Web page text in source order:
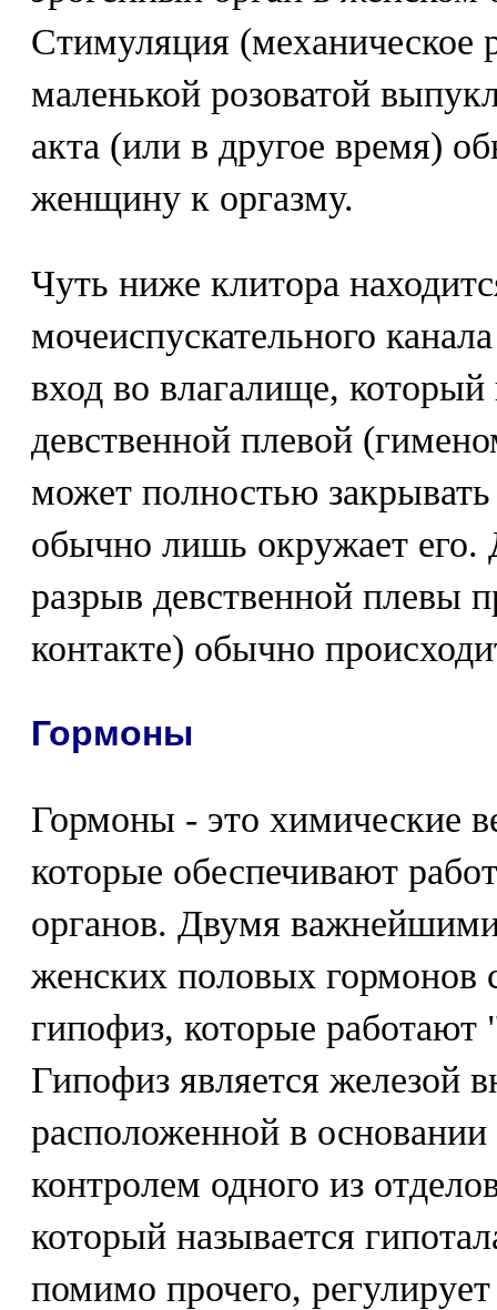
Стимуляция (механическое
маленькой розоватой
акта (или в другое время)
женщину к оргазму.
Чуть ниже клитора
мочеиспускательного
вход во влагалище, который
девственной плевой
может полностью
обычно лишь окружает его.
разрыв девственной плевы
контакте) обычно
Гормоны
Гормоны - это химические
которые обеспечивают
органов. Двумя
женских половых гормонов
гипофиз, которые
Гипофиз является железой
расположенной в
контролем одного из
который называется
помимо прочего,